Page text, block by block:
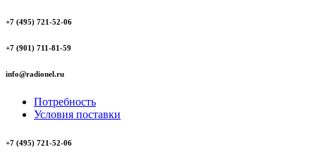
+7 (495) 721-52-06
+7 (901) 711-81-59
info@radionel.ru
Потребность
Условия поставки
+7 (495) 721-52-06